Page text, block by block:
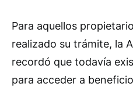
Para aquellos
realizado su trámite, la
recordó que todavía
para acceder a